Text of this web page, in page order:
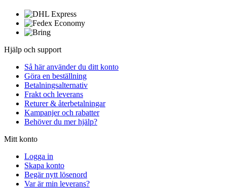
Hjälp och support
Så här använder du ditt konto
Göra en beställning
Betalningsalternativ
Frakt och leverans
Returer & återbetalningar
Kampanjer och rabatter
Behöver du mer hjälp?
Mitt konto
Logga in
Skapa konto
Begär nytt lösenord
Var är min leverans?